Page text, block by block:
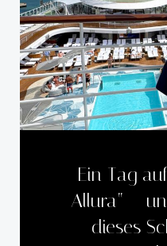
Ein Tag
Allura“ –
dieses